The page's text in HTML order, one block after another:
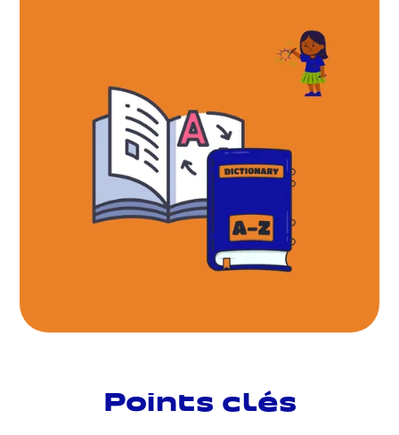
Points clés